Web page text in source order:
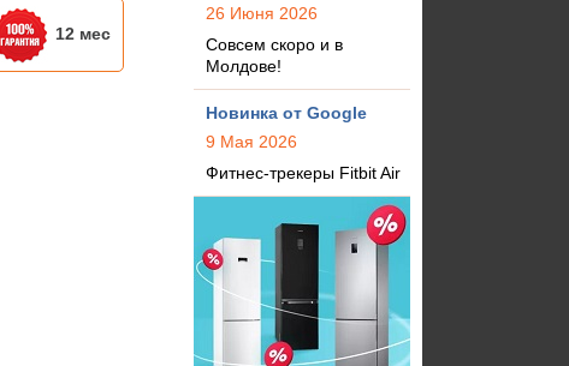
12 мес
26 Июня 2026
Совсем скоро и в
Молдове!
Новинка от Google
9 Мая 2026
Фитнес-трекеры Fitbit Air